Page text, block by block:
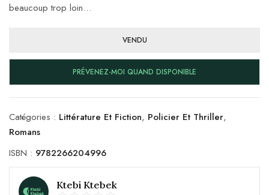
beaucoup trop loin…
VENDU
PRÉVENEZ-MOI QUAND DISPONIBLE
Catégories : Littérature Et Fiction, Policier Et Thriller,
Romans
ISBN : 9782266204996
Ktebi Ktebek